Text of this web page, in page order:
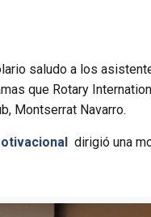
saludo a los
que Rotary
Montserrat Navarro.
dirigió una